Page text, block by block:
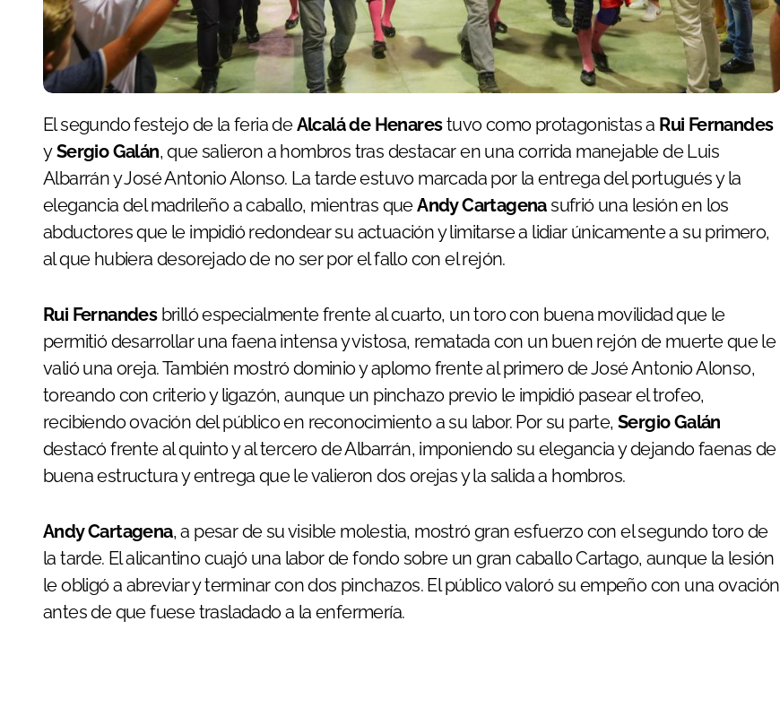
El segundo festejo de la feria deAlcalá de Henarestuvo como protagonistas a Rui Fernandes
ySergio Galán, que salieron a hombros tras destacar en una corrida manejable de Luis
Albarrán y José Antonio Alonso. La tarde estuvo marcada por la entrega del portugués y la
elegancia del madrileño a caballo, mientras queAndy Cartagenasufrió una lesión en los
abductores que le impidió redondear su actuación y limitarse a lidiar únicamente a su primero,
al que hubiera desorejado de no ser por el fallo con el rejón.
Rui Fernandesbrilló especialmente frente al cuarto, un toro con buena movilidad que le
permitió desarrollar una faena intensa y vistosa, rematada con un buen rejón de muerte que le
valió una oreja. También mostró dominio y aplomo frente al primero de José Antonio Alonso,
toreando con criterio y ligazón, aunque un pinchazo previo le impidió pasear el trofeo,
recibiendo ovación del público en reconocimiento a su labor. Por su parte,Sergio Galán
destacó frente al quinto y al tercero de Albarrán, imponiendo su elegancia y dejando faenas de
buena estructura y entrega que le valieron dos orejas y la salida a hombros.
Andy Cartagena, a pesar de su visible molestia, mostró gran esfuerzo con el segundo toro de
la tarde. El alicantino cuajó una labor de fondo sobre un gran caballo Cartago, aunque la lesión
le obligó a abreviar y terminar con dos pinchazos. El público valoró su empeño con una ovación
antes de que fuese trasladado a la enfermería.